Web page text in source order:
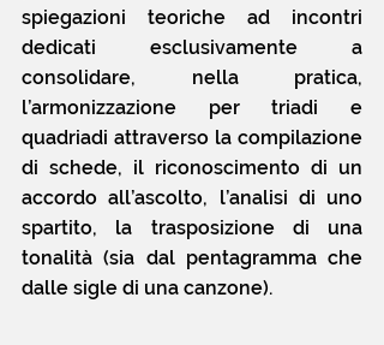
spiegazioni teoriche ad incontri
dedicati esclusivamente a
consolidare, nella pratica,
l’armonizzazione per triadi e
quadriadi attraverso la compilazione
di schede, il riconoscimento di un
accordo all’ascolto, l’analisi di uno
spartito, la trasposizione di una
tonalità (sia dal pentagramma che
dalle sigle di una canzone).